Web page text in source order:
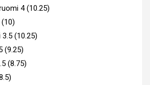
4 (10.25)
(10.25)
(9.25)
(8.75)